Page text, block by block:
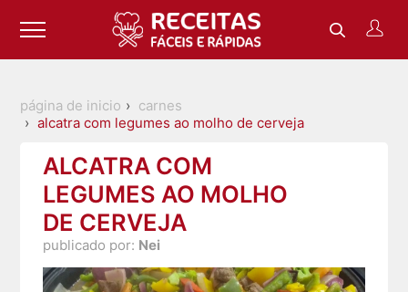
página de inicio
carnes
alcatra com legumes ao molho de cerveja
ALCATRA COM
LEGUMES AO MOLHO
DE CERVEJA
publicado por: Nei